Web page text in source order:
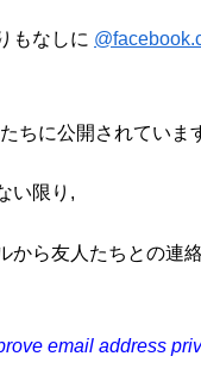
もなしに
ちに公開されていま
い限り,
から友人たちとの連
email address